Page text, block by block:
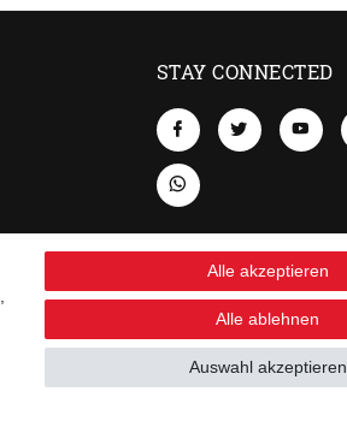
STAY CONNECTED
Alle akzeptieren
Alle ablehnen
Auswahl akzeptieren